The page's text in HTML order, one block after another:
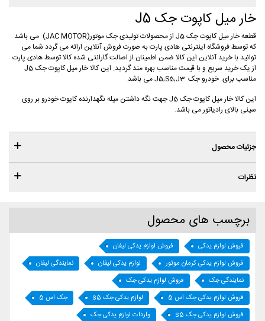
خار میل کاپوت جک J5
قطعه خار میل کاپوت جک J5 از محصولات تولیدی جک موتور(JAC MOTOR) می باشد
که توسط فروشگاه اینترنتی هادی پارت به صورت فروش آنلاین ارائه می گردد شما می
توانید با خرید آنلاین این کالا ضمن اطمینان از اصالت گارانتی شده کالا توسط هادی پارت
از یک خرید سریع و با قیمت مناسب بهره مند گردید. این کالا خار میل کاپوت جک J5
مناسب برای خودرو جک J5;S5;J3 می باشد.
این کالا خار میل کاپوت جک J5 جهت نگه داشتن میله نگهدارنده کاپوت خودرو بر روی
سینی بالای رادیاتور می باشد.
جزئیات محصول
نظرات
برچسب های محصول
فروش لوازم یدکی
فروش لوازم یدکی لیفان
فروش لوازم یدکی کرمان موتور
لوازم یدکی لیفان
نمایندگی لیفان
نمایندگی جک
فروش لوازم یدکی جک
فروش لوازم یدکی جک اس 5
لوازم یدکی جک s5
جک اس 5
فروش لوازم یدکی جک s5
واردات لوازم یدکی جک